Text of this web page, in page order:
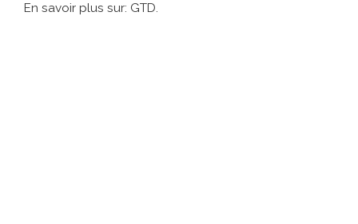
En savoir plus sur: GTD.